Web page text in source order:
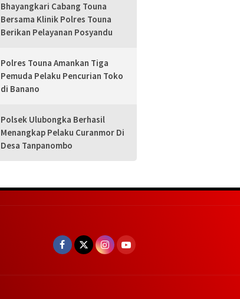
Bhayangkari Cabang Touna
Bersama Klinik Polres Touna
Berikan Pelayanan Posyandu
Polres Touna Amankan Tiga
Pemuda Pelaku Pencurian Toko
di Banano
Polsek Ulubongka Berhasil
Menangkap Pelaku Curanmor Di
Desa Tanpanombo